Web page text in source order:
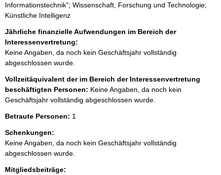
Informationstechnik"; Wissenschaft, Forschung und Technologie;
Künstliche Intelligenz
Jährliche finanzielle Aufwendungen im Bereich der
Interessenvertretung:
Keine Angaben, da noch kein Geschäftsjahr vollständig
abgeschlossen wurde.
Vollzeitäquivalent der im Bereich der Interessenvertretung
beschäftigten Personen: Keine Angaben, da noch kein
Geschäftsjahr vollständig abgeschlossen wurde.
Betraute Personen: 1
Schenkungen:
Keine Angaben, da noch kein Geschäftsjahr vollständig
abgeschlossen wurde.
Mitgliedsbeiträge: